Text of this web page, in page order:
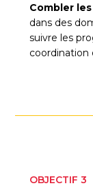
Combler
dans des
suivre les
coordination
OBJECTIF 3